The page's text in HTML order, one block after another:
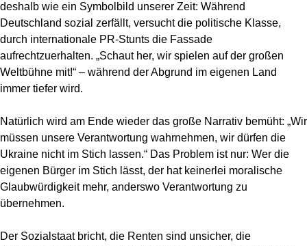
deshalb wie ein Symbolbild unserer Zeit: Während
Deutschland sozial zerfällt, versucht die politische Klasse,
durch internationale PR-Stunts die Fassade
aufrechtzuerhalten. „Schaut her, wir spielen auf der großen
Weltbühne mit!“ – während der Abgrund im eigenen Land
immer tiefer wird.
Natürlich wird am Ende wieder das große Narrativ bemüht: „Wir
müssen unsere Verantwortung wahrnehmen, wir dürfen die
Ukraine nicht im Stich lassen.“ Das Problem ist nur: Wer die
eigenen Bürger im Stich lässt, der hat keinerlei moralische
Glaubwürdigkeit mehr, anderswo Verantwortung zu
übernehmen.
Der Sozialstaat bricht, die Renten sind unsicher, die